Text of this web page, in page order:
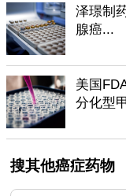
泽璟制
腺癌...
美国
分化型
搜其他癌症药物